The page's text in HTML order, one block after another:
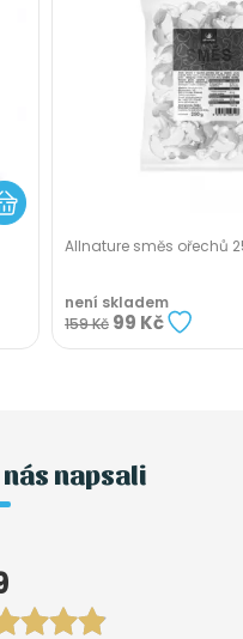
Allnature směs ořechů
není skladem
159 Kč 99 Kč
nás napsali